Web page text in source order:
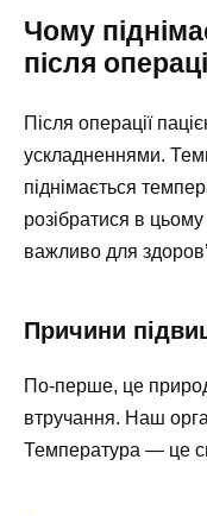
Чому
після
Після операції
ускладненнями.
піднімається
розібратися в
важливо для
Причини
По-перше, це
втручання. Наш
Температура — це